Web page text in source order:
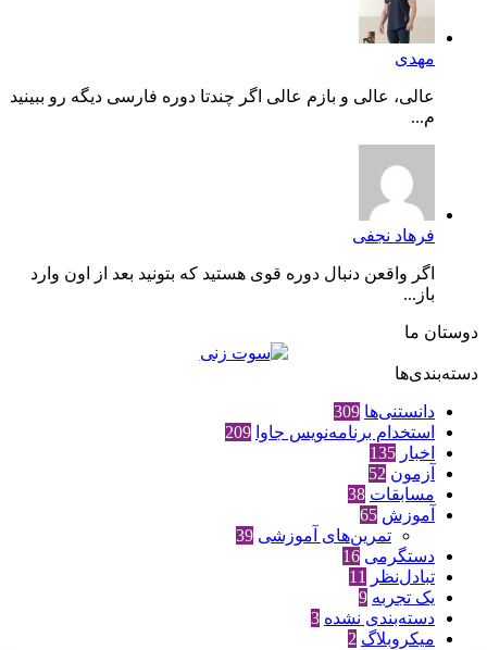
مهدی
عالی، عالی و بازم عالی اگر چندتا دوره فارسی دیگه رو ببینید
م...
فرهاد نجفی
اگر واقعن دنبال دوره قوی هستید که بتونید بعد از اون وارد
باز...
دوستان ما
دسته‌بندی‌ها
دانستنی‌ها 309
استخدام برنامه‌نویس جاوا 209
اخبار 135
آزمون 52
مسابقات 38
آموزش 65
تمرین‌های آموزشی 39
دستگرمی 16
تبادل‌نظر
11
یک تجربه 9
دسته‌بندی نشده 3
میکروبلاگ 2